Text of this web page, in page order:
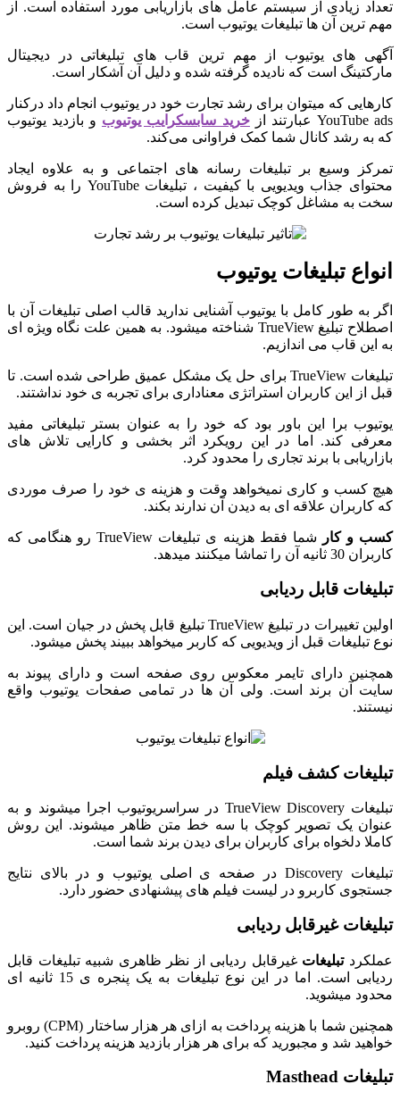
تعداد زیادی از سیستم عامل های بازاریابی مورد استفاده است. از
مهم ترین آن ها تبلیغات یوتیوب است.
آگهی های یوتیوب از مهم ترین قاب های تبلیغاتی در دیجیتال
مارکتینگ است که نادیده گرفته شده و دلیل آن آشکار است.
کارهایی که میتوان برای رشد تجارت خود در یوتیوب انجام داد درکنار
YouTube ads عبارتند از
خرید سابسکرایب یوتیوب و بازدید یوتیوب
که به رشد کانال شما کمک فراوانی می‌کند.
تمرکز وسیع بر تبلیغات رسانه های اجتماعی و به علاوه ایجاد
محتوای جذاب ویدیویی با کیفیت ، تبلیغات YouTube را به فروش
سخت به مشاغل کوچک تبدیل کرده است.
انواع تبلیغات یوتیوب
اگر به طور کامل با یوتیوب آشنایی ندارید قالب اصلی تبلیغات آن با
اصطلاح تبلیغ TrueView شناخته میشود. به همین علت نگاه ویژه ای
به این قاب می اندازیم.
تبلیغات TrueView برای حل یک مشکل عمیق طراحی شده است. تا
قبل از این کاربران استراتژی معناداری برای تجربه ی خود نداشتند.
یوتیوب برا این باور بود که خود را به عنوان بستر تبلیغاتی مفید
معرفی کند. اما در این رویکرد اثر بخشی و کارایی تلاش های
بازاریابی با برند تجاری را محدود کرد.
هیچ کسب و کاری نمیخواهد وقت و هزینه ی خود را صرف موردی
که کاربران علاقه ای به دیدن آن ندارند بکند.
کسب و کار
شما فقط هزینه ی تبلیغات TrueView رو هنگامی که
کاربران 30 ثانیه آن را تماشا میکنند میدهد.
تبلیغات قابل ردیابی
اولین تغییرات در تبلیغ TrueView تبلیغ قابل پخش در جیان است. این
نوع تبلیغات قبل از ویدیویی که کاربر میخواهد ببیند پخش میشود.
همچنین دارای تایمر معکوس روی صفحه است و دارای پیوند به
سایت آن برند است. ولی آن ها در تمامی صفحات یوتیوب واقع
نیستند.
تبلیغات کشف فیلم
تبلیغات TrueView Discovery در سراسریوتیوب اجرا میشوند و به
عنوان یک تصویر کوچک با سه خط متن ظاهر میشوند. این روش
کاملا دلخواه برای کاربران برای دیدن برند شما است.
تبلیغات Discovery در صفحه ی اصلی یوتیوب و در بالای نتایج
جستجوی کاربرو در لیست فیلم های پیشنهادی حضور دارد.
تبلیغات غیرقابل ردیابی
عملکردتبلیغاتغیرقابل ردیابی از نظر ظاهری شبیه تبلیغات قابل
ردیابی است. اما در این نوع تبلیغات به یک پنجره ی 15 ثانیه ای
محدود میشوید.
همچنین شما با هزینه پرداخت به ازای هر هزار ساختار (CPM) روبرو
خواهید شد و مجبورید که برای هر هزار بازدید هزینه پرداخت کنید.
تبلیغات Masthead